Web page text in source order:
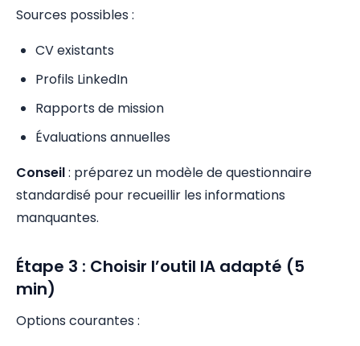
Sources possibles :
CV existants
Profils LinkedIn
Rapports de mission
Évaluations annuelles
Conseil: préparez un modèle de questionnaire
standardisé pour recueillir les informations
manquantes.
Étape 3 : Choisir l’outil IA adapté (5
min)
Options courantes :